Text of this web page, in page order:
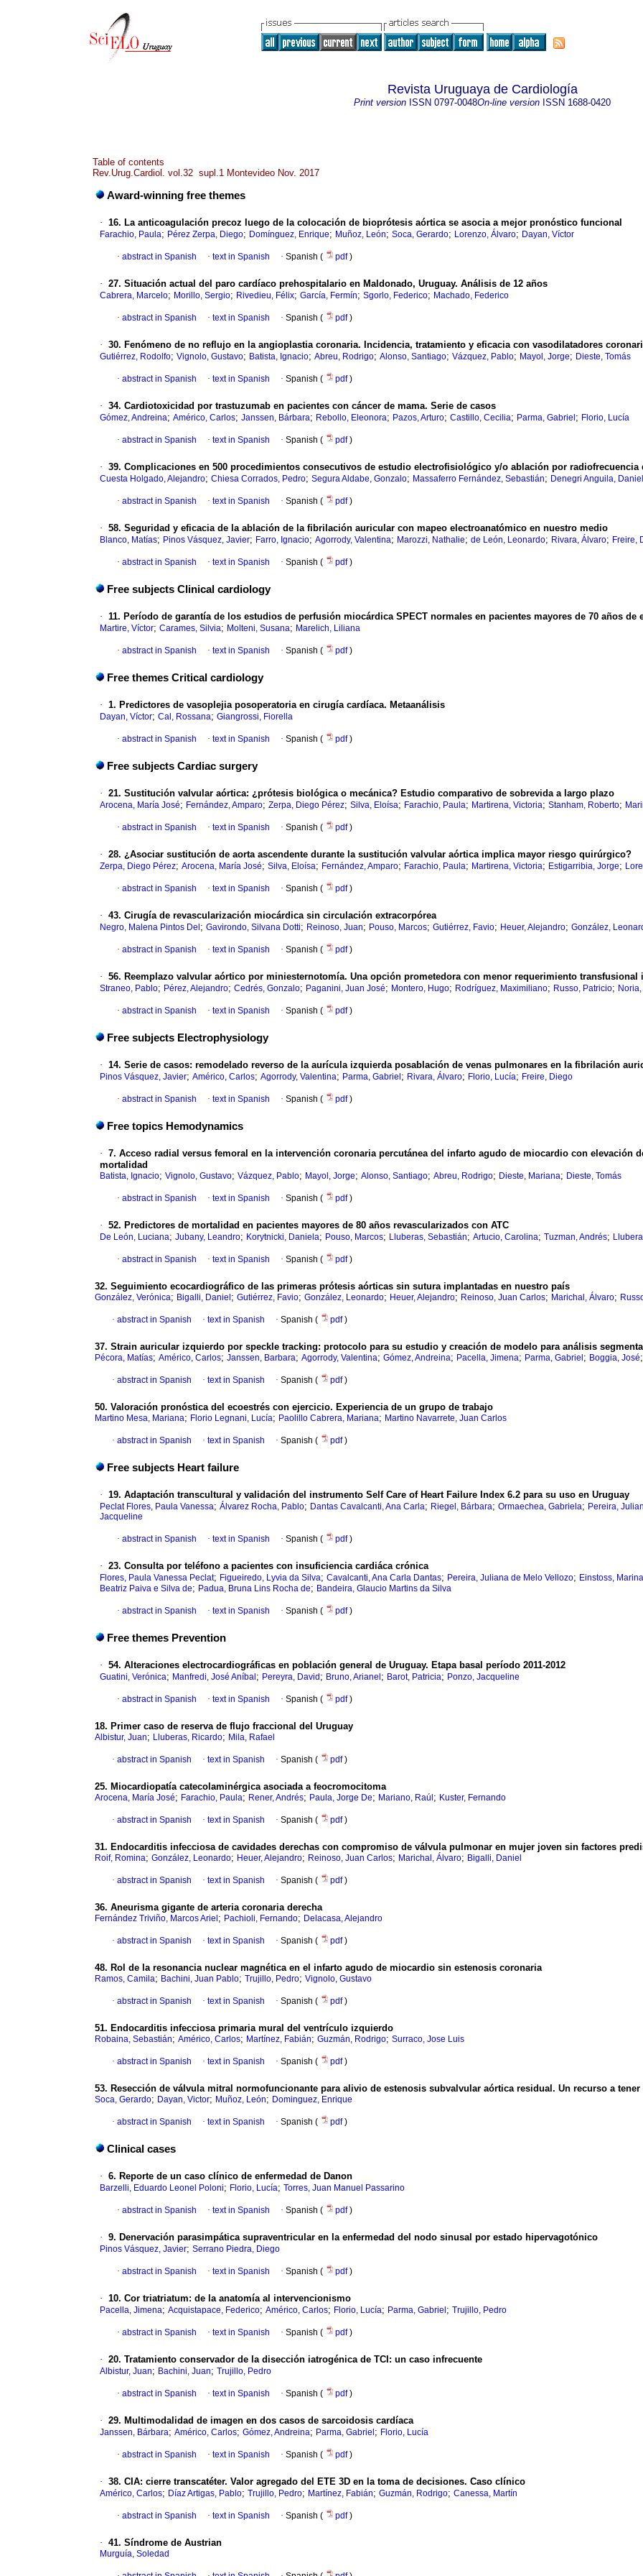
Revista Uruguaya de Cardiología
Print version ISSN 0797-0048On-line version ISSN 1688-0420
Table of contents
Rev.Urug.Cardiol. vol.32 supl.1 Montevideo Nov. 2017
Award-winning free themes
· 16. La anticoagulación precoz luego de la colocación de bioprótesis aórtica se asocia a mejor pronóstico funcional
Farachio, Paula; Pérez Zerpa, Diego; Domínguez, Enrique; Muñoz, León; Soca, Gerardo; Lorenzo, Álvaro; Dayan, Víctor
· abstract in Spanish · text in Spanish · Spanish ( pdf)
· 27. Situación actual del paro cardíaco prehospitalario en Maldonado, Uruguay. Análisis de 12 años
Cabrera, Marcelo; Morillo, Sergio; Rivedieu, Félix; García, Fermín; Sgorlo, Federico; Machado, Federico
· abstract in Spanish · text in Spanish · Spanish ( pdf)
· 30. Fenómeno de no reflujo en la angioplastia coronaria. Incidencia, tratamiento y eficacia con vasodilatadores
Gutiérrez, Rodolfo; Vignolo, Gustavo; Batista, Ignacio; Abreu, Rodrigo; Alonso, Santiago; Vázquez, Pablo; Mayol, Jorge; Dieste, Tomás
· abstract in Spanish · text in Spanish · Spanish ( pdf)
· 34. Cardiotoxicidad por trastuzumab en pacientes con cáncer de mama. Serie de casos
Gómez, Andreina; Américo, Carlos; Janssen, Bárbara; Rebollo, Eleonora; Pazos, Arturo; Castillo, Cecilia; Parma, Gabriel ; Florio, Lucía
· abstract in Spanish · text in Spanish · Spanish ( pdf)
· 39. Complicaciones en 500 procedimientos consecutivos de estudio electrofisiológico y/o ablación por radiofrecuencia
Cuesta Holgado, Alejandro; Chiesa Corrados, Pedro; Segura Aldabe, Gonzalo; Massaferro Fernández, Sebastián; Denegri Anguila, Daniel
· abstract in Spanish · text in Spanish · Spanish ( pdf)
· 58. Seguridad y eficacia de la ablación de la fibrilación auricular con mapeo electroanatómico en nuestro medio
Blanco, Matías; Pinos Vásquez, Javier; Farro, Ignacio; Agorrody, Valentina; Marozzi, Nathalie; de León, Leonardo; Rivara, Álvaro; Freire,
· abstract in Spanish · text in Spanish · Spanish ( pdf)
Free subjects Clinical cardiology
· 11. Período de garantía de los estudios de perfusión miocárdica SPECT normales en pacientes mayores de 70 años de
Martire, Víctor; Carames, Silvia; Molteni, Susana; Marelich, Liliana
· abstract in Spanish · text in Spanish · Spanish ( pdf)
Free themes Critical cardiology
· 1. Predictores de vasoplejia posoperatoria en cirugía cardíaca. Metaanálisis
Dayan, Víctor; Cal, Rossana; Giangrossi, Fiorella
· abstract in Spanish · text in Spanish · Spanish ( pdf)
Free subjects Cardiac surgery
· 21. Sustitución valvular aórtica: ¿prótesis biológica o mecánica? Estudio comparativo de sobrevida a largo plazo
Arocena, María José; Fernández, Amparo; Zerpa, Diego Pérez; Silva, Eloísa; Farachio, Paula; Martirena, Victoria; Stanham, Roberto;
· abstract in Spanish · text in Spanish · Spanish ( pdf)
· 28. ¿Asociar sustitución de aorta ascendente durante la sustitución valvular aórtica implica mayor riesgo quirúrgico?
Zerpa, Diego Pérez; Arocena, María José; Silva, Eloísa; Fernández, Amparo; Farachio, Paula; Martirena, Victoria; Estigarribia, Jorge;
· abstract in Spanish · text in Spanish · Spanish ( pdf)
· 43. Cirugía de revascularización miocárdica sin circulación extracorpórea
Negro, Malena Pintos Del ; Gavirondo, Silvana Dotti; Reinoso, Juan; Pouso, Marcos; Gutiérrez, Favio; Heuer, Alejandro; González,
· abstract in Spanish · text in Spanish · Spanish ( pdf)
· 56. Reemplazo valvular aórtico por miniesternotomía. Una opción prometedora con menor requerimiento transfusional
Straneo, Pablo; Pérez, Alejandro; Cedrés, Gonzalo; Paganini, Juan José; Montero, Hugo; Rodríguez, Maximiliano; Russo, Patricio;
· abstract in Spanish · text in Spanish · Spanish ( pdf)
Free subjects Electrophysiology
· 14. Serie de casos: remodelado reverso de la aurícula izquierda posablación de venas pulmonares en la fibrilación
Pinos Vásquez, Javier; Américo, Carlos; Agorrody, Valentina; Parma, Gabriel ; Rivara, Álvaro; Florio, Lucía; Freire, Diego
· abstract in Spanish · text in Spanish · Spanish ( pdf)
Free topics Hemodynamics
· 7. Acceso radial versus femoral en la intervención coronaria percutánea del infarto agudo de miocardio con
mortalidad
Batista, Ignacio; Vignolo, Gustavo; Vázquez, Pablo; Mayol, Jorge; Alonso, Santiago; Abreu, Rodrigo; Dieste, Mariana; Dieste, Tomás
· abstract in Spanish · text in Spanish · Spanish ( pdf)
· 52. Predictores de mortalidad en pacientes mayores de 80 años revascularizados con ATC
De León, Luciana; Jubany, Leandro; Korytnicki, Daniela; Pouso, Marcos; Lluberas, Sebastián; Artucio, Carolina; Tuzman, Andrés;
· abstract in Spanish · text in Spanish · Spanish ( pdf)
32. Seguimiento ecocardiográfico de las primeras prótesis aórticas sin sutura implantadas en nuestro país
González, Verónica; Bigalli, Daniel ; Gutiérrez, Favio; González, Leonardo; Heuer, Alejandro; Reinoso, Juan Carlos; Marichal, Álvaro;
· abstract in Spanish · text in Spanish · Spanish ( pdf)
37. Strain auricular izquierdo por speckle tracking: protocolo para su estudio y creación de modelo para análisis
Pécora, Matías; Américo, Carlos; Janssen, Barbara; Agorrody, Valentina; Gómez, Andreina; Pacella, Jimena; Parma, Gabriel ; Boggia, José;
· abstract in Spanish · text in Spanish · Spanish ( pdf)
50. Valoración pronóstica del ecoestrés con ejercicio. Experiencia de un grupo de trabajo
Martino Mesa, Mariana; Florio Legnani, Lucía; Paolillo Cabrera, Mariana; Martino Navarrete, Juan Carlos
· abstract in Spanish · text in Spanish · Spanish ( pdf)
Free subjects Heart failure
· 19. Adaptación transcultural y validación del instrumento Self Care of Heart Failure Index 6.2 para su uso en Uruguay
Peclat Flores, Paula Vanessa; Álvarez Rocha, Pablo; Dantas Cavalcanti, Ana Carla; Riegel, Bárbara; Ormaechea, Gabriela; Pereira,
Jacqueline
· abstract in Spanish · text in Spanish · Spanish ( pdf)
· 23. Consulta por teléfono a pacientes con insuficiencia cardiáca crónica
Flores, Paula Vanessa Peclat; Figueiredo, Lyvia da Silva; Cavalcanti, Ana Carla Dantas; Pereira, Juliana de Melo Vellozo; Einstoss, Marina
Beatriz Paiva e Silva de; Padua, Bruna Lins Rocha de; Bandeira, Glaucio Martins da Silva
· abstract in Spanish · text in Spanish · Spanish ( pdf)
Free themes Prevention
· 54. Alteraciones electrocardiográficas en población general de Uruguay. Etapa basal período 2011-2012
Guatini, Verónica; Manfredi, José Aníbal ; Pereyra, David ; Bruno, Arianel ; Barot, Patricia; Ponzo, Jacqueline
· abstract in Spanish · text in Spanish · Spanish ( pdf)
18. Primer caso de reserva de flujo fraccional del Uruguay
Albistur, Juan; Lluberas, Ricardo; Mila, Rafael
· abstract in Spanish · text in Spanish · Spanish ( pdf)
25. Miocardiopatía catecolaminérgica asociada a feocromocitoma
Arocena, María José; Farachio, Paula; Rener, Andrés; Paula, Jorge De; Mariano, Raúl ; Kuster, Fernando
· abstract in Spanish · text in Spanish · Spanish ( pdf)
31. Endocarditis infecciosa de cavidades derechas con compromiso de válvula pulmonar en mujer joven sin factores
Roif, Romina; González, Leonardo; Heuer, Alejandro; Reinoso, Juan Carlos; Marichal, Álvaro; Bigalli, Daniel
· abstract in Spanish · text in Spanish · Spanish ( pdf)
36. Aneurisma gigante de arteria coronaria derecha
Fernández Triviño, Marcos Ariel ; Pachioli, Fernando; Delacasa, Alejandro
· abstract in Spanish · text in Spanish · Spanish ( pdf)
48. Rol de la resonancia nuclear magnética en el infarto agudo de miocardio sin estenosis coronaria
Ramos, Camila; Bachini, Juan Pablo; Trujillo, Pedro; Vignolo, Gustavo
· abstract in Spanish · text in Spanish · Spanish ( pdf)
51. Endocarditis infecciosa primaria mural del ventrículo izquierdo
Robaina, Sebastián; Américo, Carlos; Martínez, Fabián; Guzmán, Rodrigo; Surraco, Jose Luis
· abstract in Spanish · text in Spanish · Spanish ( pdf)
53. Resección de válvula mitral normofuncionante para alivio de estenosis subvalvular aórtica residual. Un recurso a
Soca, Gerardo; Dayan, Victor; Muñoz, León; Dominguez, Enrique
· abstract in Spanish · text in Spanish · Spanish ( pdf)
Clinical cases
· 6. Reporte de un caso clínico de enfermedad de Danon
Barzelli, Eduardo Leonel Poloni; Florio, Lucía; Torres, Juan Manuel Passarino
· abstract in Spanish · text in Spanish · Spanish ( pdf)
· 9. Denervación parasimpática supraventricular en la enfermedad del nodo sinusal por estado hipervagotónico
Pinos Vásquez, Javier; Serrano Piedra, Diego
· abstract in Spanish · text in Spanish · Spanish ( pdf)
· 10. Cor triatriatum: de la anatomía al intervencionismo
Pacella, Jimena; Acquistapace, Federico; Américo, Carlos; Florio, Lucía; Parma, Gabriel ; Trujillo, Pedro
· abstract in Spanish · text in Spanish · Spanish ( pdf)
· 20. Tratamiento conservador de la disección iatrogénica de TCI: un caso infrecuente
Albistur, Juan; Bachini, Juan; Trujillo, Pedro
· abstract in Spanish · text in Spanish · Spanish ( pdf)
· 29. Multimodalidad de imagen en dos casos de sarcoidosis cardíaca
Janssen, Bárbara; Américo, Carlos; Gómez, Andreina; Parma, Gabriel ; Florio, Lucía
· abstract in Spanish · text in Spanish · Spanish ( pdf)
· 38. CIA: cierre transcatéter. Valor agregado del ETE 3D en la toma de decisiones. Caso clínico
Américo, Carlos; Díaz Artigas, Pablo; Trujillo, Pedro; Martínez, Fabián; Guzmán, Rodrigo; Canessa, Martín
· abstract in Spanish · text in Spanish · Spanish ( pdf)
· 41. Síndrome de Austrian
Murguía, Soledad